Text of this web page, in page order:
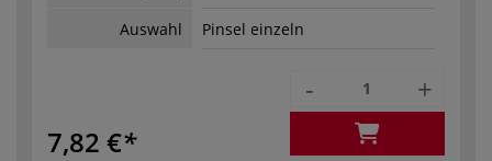
Auswahl Pinsel einzeln
7,82 €
- +